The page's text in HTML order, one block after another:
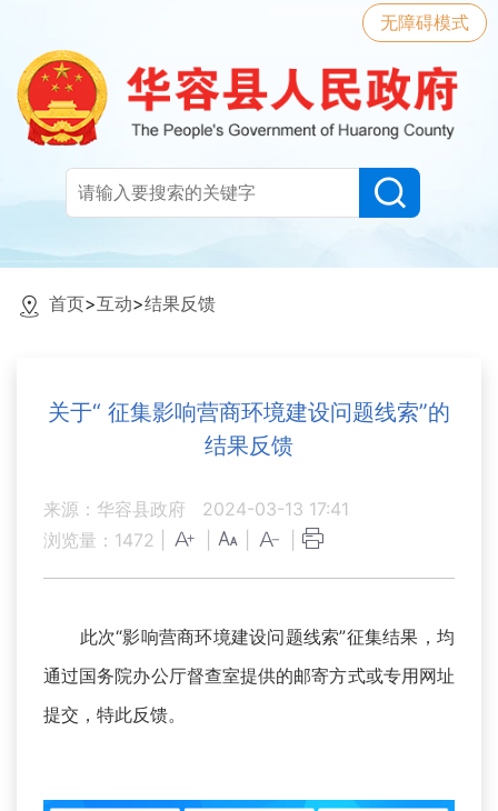
无障碍模式
首页>互动>结果反馈
关于“ 征集影响营商环境建设问题线索”的
结果反馈
来源：华容县政府
2024-03-13 17:41
浏览量： 1472
此次“影响营商环境建设问题线索”征集结果，均
通过国务院办公厅督查室提供的邮寄方式或专用网址
提交，特此反馈。